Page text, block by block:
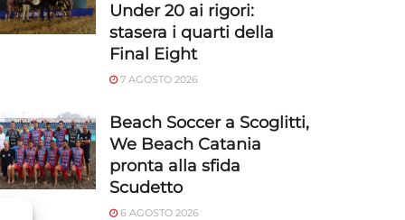
Under 20 ai rigori:
stasera i quarti della
Final Eight
7 AGOSTO 2026
Beach Soccer a Scoglitti,
We Beach Catania
pronta alla sfida
Scudetto
6 AGOSTO 2026